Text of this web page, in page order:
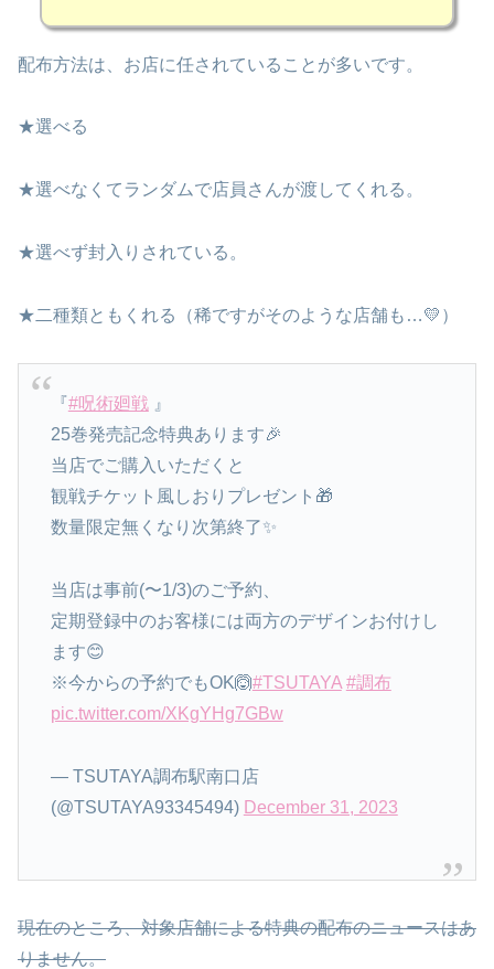
配布方法は、お店に任されていることが多いです。
★選べる
★選べなくてランダムで店員さんが渡してくれる。
★選べず封入りされている。
★二種類ともくれる（稀ですがそのような店舗も…💛）
『#呪術廻戦』
25巻発売記念特典あります🎉
当店でご購入いただくと
観戦チケット風しおりプレゼント🎁
数量限定無くなり次第終了✨
当店は事前(〜1/3)のご予約、
定期登録中のお客様には両方のデザインお付けし
ます😊
※今からの予約でもOK🙆#TSUTAYA #調布
pic.twitter.com/XKgYHg7GBw
— TSUTAYA調布駅南口店
(@TSUTAYA93345494) December 31, 2023
現在のところ、対象店舗による特典の配布のニュースはあ
りません。